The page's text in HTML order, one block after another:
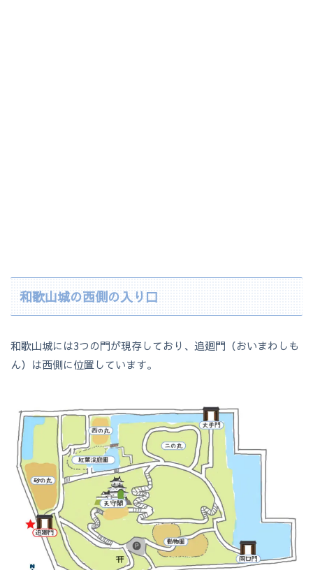
和歌山城の西側の入り口
和歌山城には3つの門が現存しており、追廻門（おいまわしも
ん）は西側に位置しています。